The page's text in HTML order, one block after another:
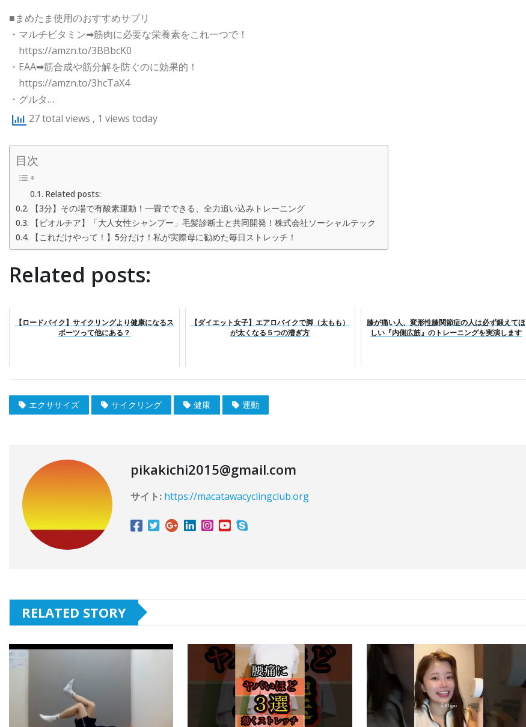
■まめたま使用のおすすめサプリ
・マルチビタミン➡︎筋肉に必要な栄養素をこれ一つで！
https://amzn.to/3BBbcK0
・EAA➡︎筋合成や筋分解を防ぐのに効果的！
https://amzn.to/3hcTaX4
・グルタ…
27 total views , 1 views today
目次
Related posts:
【3分】その場で有酸素運動！一畳でできる、全力追い込みトレーニング
【ビオルチア】「大人女性シャンプー」毛髪診断士と共同開発！株式会社ソーシャルテック
【これだけやって！】5分だけ！私が実際母に勧めた毎日ストレッチ！
Related posts:
【ロードバイク】サイクリングより健康になるス
ポーツって他にある？
【ダイエット女子】エアロバイクで脚（太もも）
が太くなる５つの漕ぎ方
膝が痛い人、変形性膝関節症の人は必ず鍛えてほ
しい『内側広筋』のトレーニングを実演します
エクササイズ サイクリング 健康 運動
pikakichi2015@gmail.com
サイト: https://macatawacyclingclub.org
RELATED STORY